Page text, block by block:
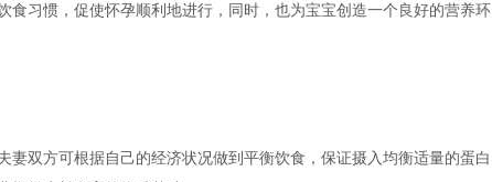
食习惯，促使怀孕顺利地进行，同时，也为宝宝创造一个良好的营养环
双方可根据自己的经济状况做到平衡饮食，保证摄入均衡适量的蛋白